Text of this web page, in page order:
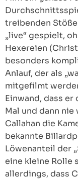
treibenden
„live“ gespielt,
Hexereien
besonders
Anlauf, der als
mitgefilmt
Einwand, dass
Mal und dann
Callahan die
bekannte
Löwenanteil der
eine kleine Rolle
allerdings, dass